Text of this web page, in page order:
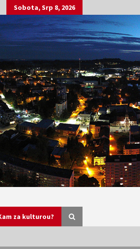
Sobota, Srp 8, 2026
za kulturou?